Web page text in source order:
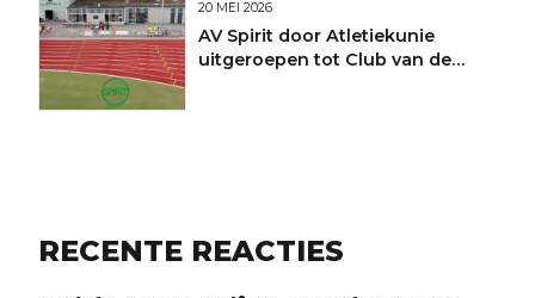
20 MEI 2026
AV Spirit door Atletiekunie
uitgeroepen tot Club van de
RECENTE REACTIES